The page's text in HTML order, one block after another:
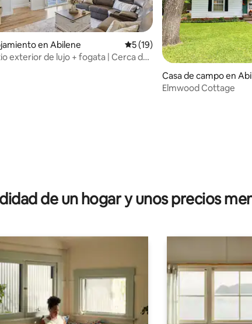
5 de 5, 8 reseñas
en Abilene Calificación promedio: 5 de 5,
5 (19)
exterior de lujo + fogata | Cerca de
Casa de campo en
Elmwood Cottage
de un hogar y unos precios